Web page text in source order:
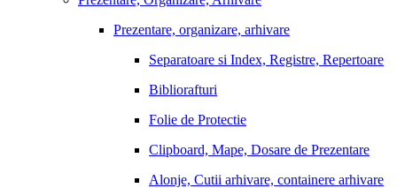
Prezentare, organizare, arhivare
Separatoare si Index, Registre, Repertoare
Bibliorafturi
Folie de Protectie
Clipboard, Mape, Dosare de Prezentare
Alonje, Cutii arhivare, containere arhivare